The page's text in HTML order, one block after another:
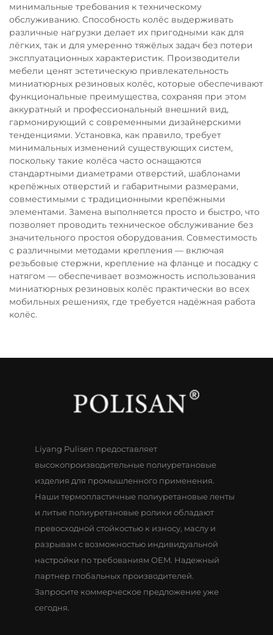
минимальные требования к техническому
обслуживанию. Способность колёс выдерживать
различные нагрузки делает их пригодными как для
лёгких, так и для умеренно тяжёлых задач без потери
эксплуатационных характеристик. Производители
мебели ценят эстетическую привлекательность
миниатюрных резиновых колёс, которые обеспечивают
функциональные преимущества, сохраняя при этом
аккуратный и профессиональный внешний вид,
гармонирующий с современными дизайнерскими
тенденциями. Установка, как правило, требует
минимальных изменений существующих систем,
поскольку такие колёса часто оснащаются
стандартными диаметрами отверстий, шаблонами
крепёжных отверстий и габаритными размерами,
совместимыми с традиционными крепёжными
элементами. Замена выполняется просто и быстро, что
позволяет проводить техническое обслуживание без
значительного простоя оборудования. Совместимость
с различными методами крепления — включая
резьбовые стержни, крепление на фланце и посадку с
натягом — обеспечивает возможность использования
миниатюрных резиновых колёс практически во всех
мобильных решениях, где требуется надёжная работа
колёс.
Liyang Pulisen предоставляет
высокопроизводительные полиуретановые
изделия для промышленного применения.
Наши термопластичные полиуретановые ленты
и литые полиуретановые ролики обладают
превосходной стойкостью к износу, маслу и
разрывам с возможностью индивидуальной
настройки по требованиям OEM. Надежный
партнер глобальных производителей.
Запросите коммерческое предложение уже
сегодня.